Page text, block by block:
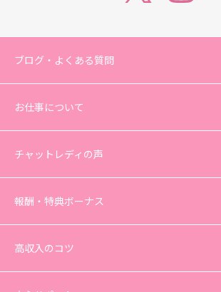
ブログ・よくある質問
お仕事について
チャットレディの声
報酬・特典ボーナス
高収入のコツ